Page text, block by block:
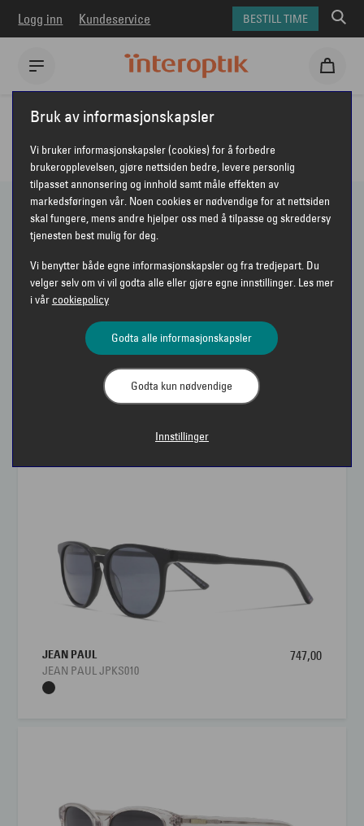
Logg inn Kundeservice BESTILL TIME
Interoptik Solbriller Jean Paul
JEAN PAUL SOLBRILLER
30 PRODUKTER
Vis bare nyheter
Sorter etter Anbefalt
VIS FILTER
JEAN PAUL
JEAN PAUL JPKS010
747,00
Bruk av informasjonskapsler
Vi bruker informasjonskapsler (cookies) for å forbedre
brukeropplevelsen, gjøre nettsiden bedre, levere personlig
tilpasset annonsering og innhold samt måle effekten av
markedsføringen vår. Noen cookies er nødvendige for at nettsiden
skal fungere, mens andre hjelper oss med å tilpasse og skreddersy
tjenesten best mulig for deg.
Vi benytter både egne informasjonskapsler og fra tredjepart. Du
velger selv om vi vil godta alle eller gjøre egne innstillinger. Les mer
i vår cookiepolicy
Godta alle informasjonskapsler
Godta kun nødvendige
Innstillinger